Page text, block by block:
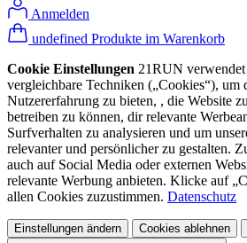
Anmelden
undefined Produkte im Warenkorb
Cookie Einstellungen 21RUN
vergleichbare Techniken („Cookies“), um
Nutzererfahrung zu bieten, , die Website
betreiben zu können, dir relevante
Surfverhalten zu analysieren und um
relevanter und persönlicher zu gestalten.
auch auf Social Media oder externen
relevante Werbung anbieten. Klicke auf
allen Cookies zuzustimmen. Datenschutz
Einstellungen ändern Cookies ablehnen